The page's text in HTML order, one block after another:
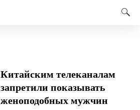
Китайским телеканалам
запретили показывать
женоподобных мужчин